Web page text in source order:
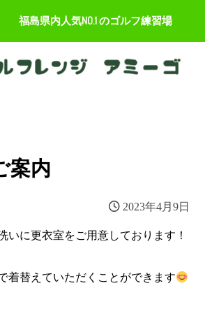
案内
2023年4月9日
いに更衣室をご用意しております！
着替えていただくことができます
福島県内人気NO.1 のゴルフ練習場